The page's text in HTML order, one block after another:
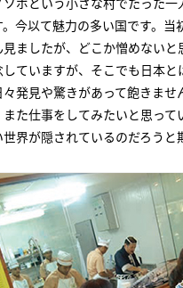
。今以て魅力の多い国です。当
ましたが、どこか憎めないと
ていますが、そこでも日本と
発見や驚きがあって飽きませ
た仕事をしてみたいと思って
界が隠されているのだろうと